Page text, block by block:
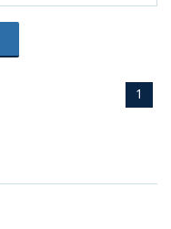
1